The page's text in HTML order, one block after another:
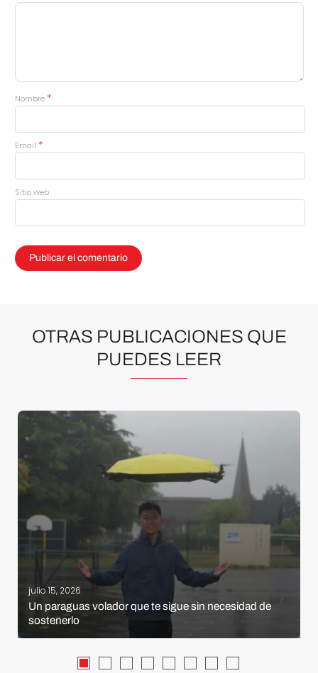
Nombre *
Email *
Sitio web
OTRAS PUBLICACIONES QUE
PUEDES LEER
julio 15, 2026
Un paraguas volador que te sigue sin necesidad de
sostenerlo